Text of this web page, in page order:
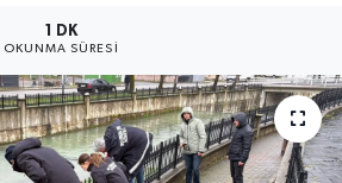
1 DK
OKUNMA SÜRESI